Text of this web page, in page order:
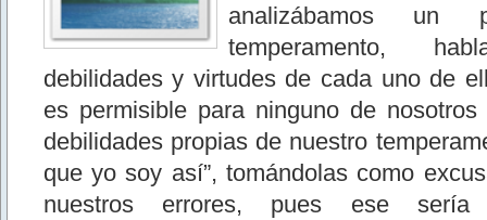
analizábamos
temperamento,
debilidades y virtudes de cada uno de
es permisible para ninguno de
debilidades propias de nuestro
que yo soy así”, tomándolas como
nuestros errores, pues ese sería